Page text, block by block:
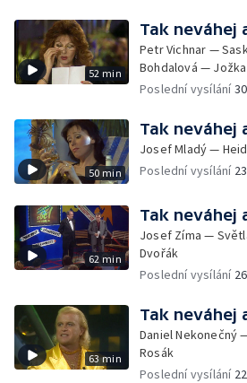
52 min
Tak neváhej
Petr Vichnar —
Bohdalová —
Poslední vysílání
50 min
Tak neváhej
Josef Mladý —
Poslední vysílání
62 min
Tak neváhej
Josef Zíma —
Dvořák
Poslední vysílání
63 min
Tak neváhej
Daniel Nekonečný
Rosák
Poslední vysílání